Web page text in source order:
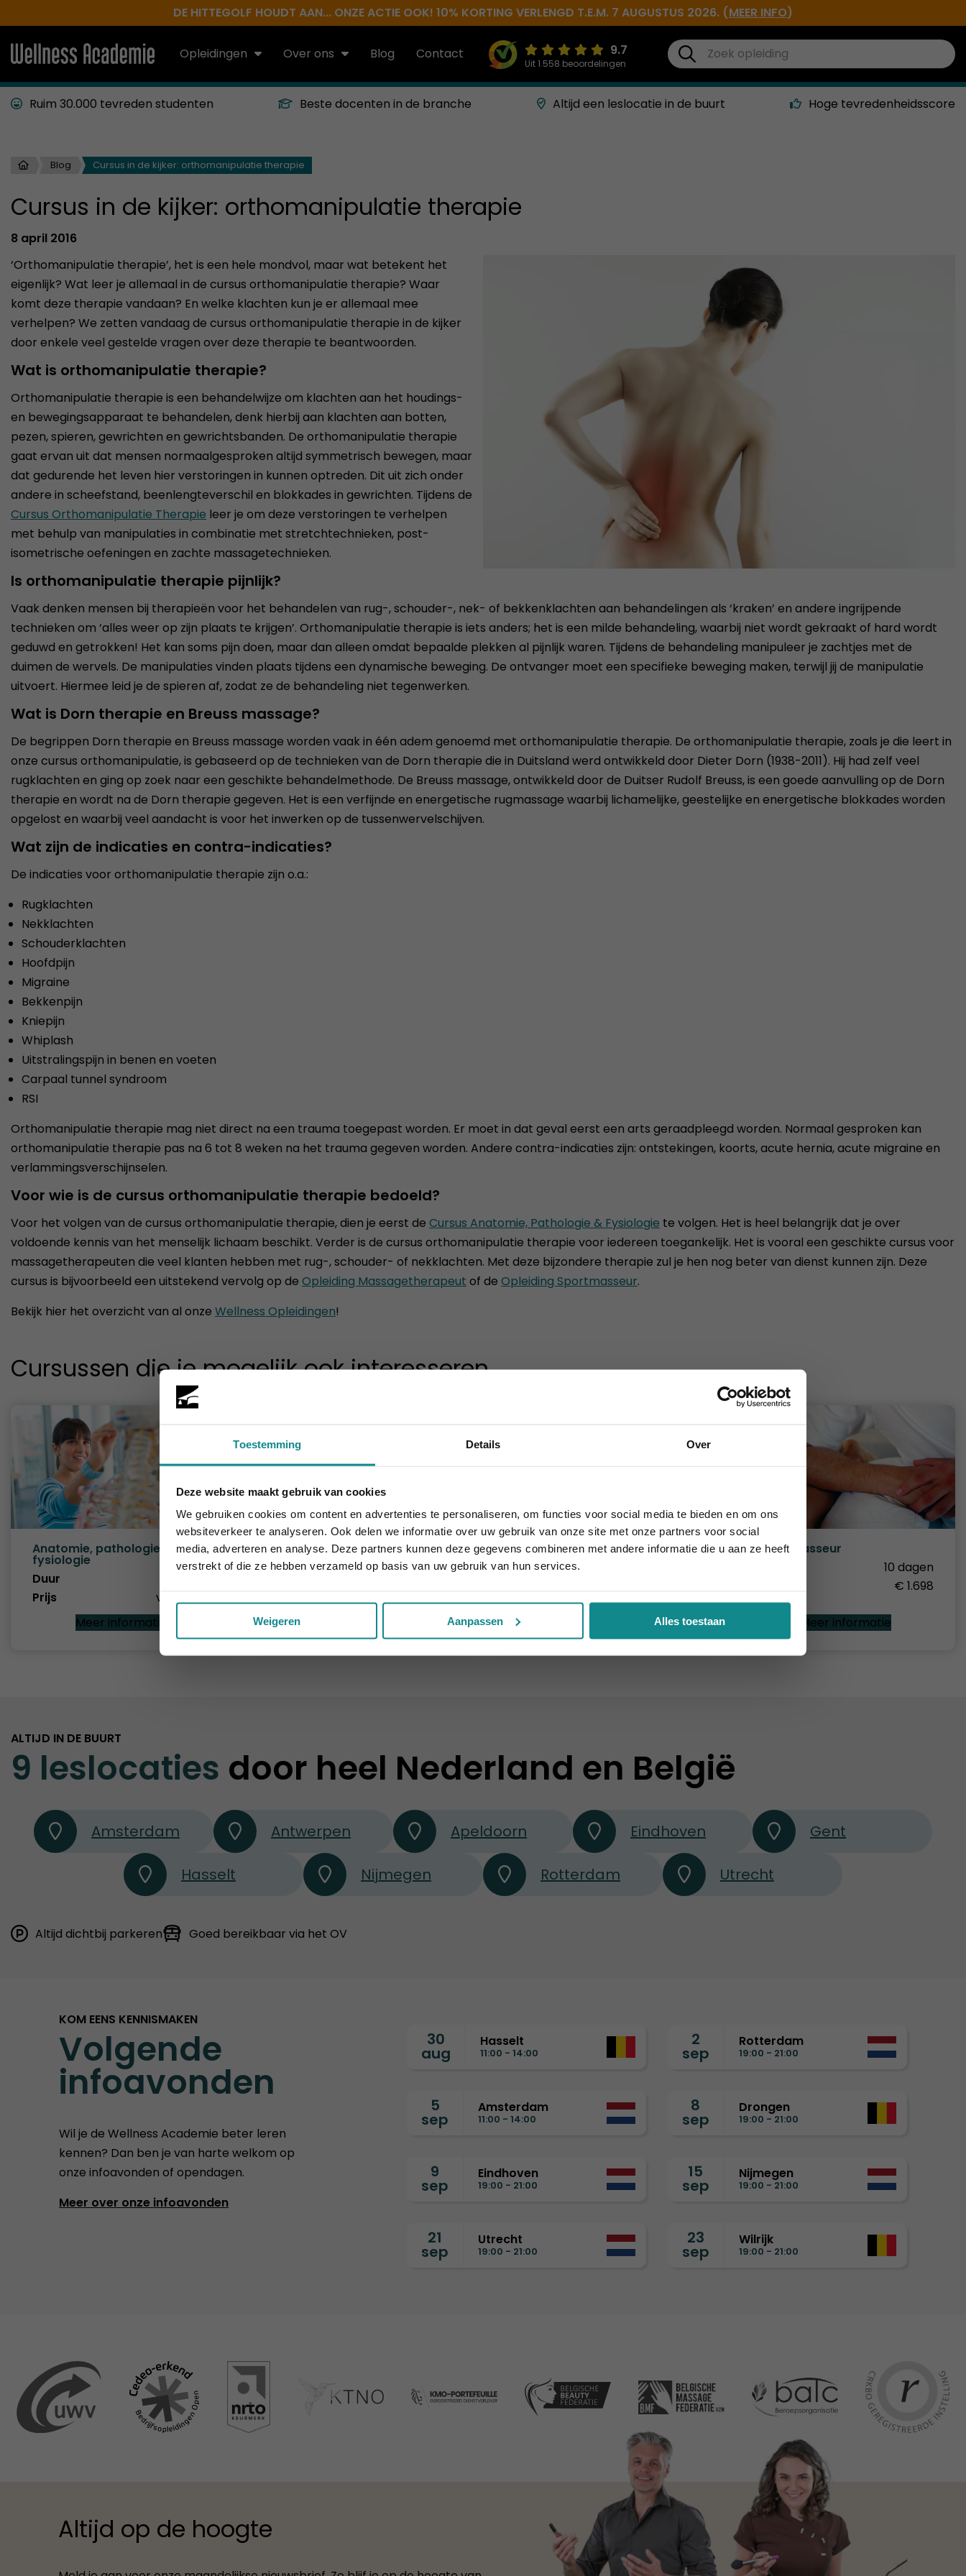
Toestemming Details Over
Deze website maakt gebruik van cookies
We gebruiken cookies om content en advertenties te personaliseren, om functies voor social media te bieden en om ons
websiteverkeer te analyseren. Ook delen we informatie over uw gebruik van onze site met onze partners voor social
media, adverteren en analyse. Deze partners kunnen deze gegevens combineren met andere informatie die u aan ze heeft
verstrekt of die ze hebben verzameld op basis van uw gebruik van hun services.
Weigeren Aanpassen Alles toestaan
DE HITTEGOLF HOUDT AAN... ONZE ACTIE OOK! 10% KORTING VERLENGD T.E.M. 7 AUGUSTUS 2026. (MEER INFO)
Opleidingen Over ons Blog Contact 9.7
Uit 1.558 beoordelingen
Ruim 30.000 tevreden studenten Beste docenten in de branche Altijd een leslocatie in de buurt Hoge tevredenheidsscore
Blog Cursus in de kijker: orthomanipulatie therapie
Cursus in de kijker: orthomanipulatie therapie
8 april 2016
‘Orthomanipulatie therapie’, het is een hele mondvol, maar wat betekent het
eigenlijk? Wat leer je allemaal in de cursus orthomanipulatie therapie? Waar
komt deze therapie vandaan? En welke klachten kun je er allemaal mee
verhelpen? We zetten vandaag de cursus orthomanipulatie therapie in de kijker
door enkele veel gestelde vragen over deze therapie te beantwoorden.
Wat is orthomanipulatie therapie?
Orthomanipulatie therapie is een behandelwijze om klachten aan het houdings-
en bewegingsapparaat te behandelen, denk hierbij aan klachten aan botten,
pezen, spieren, gewrichten en gewrichtsbanden. De orthomanipulatie therapie
gaat ervan uit dat mensen normaalgesproken altijd symmetrisch bewegen, maar
dat gedurende het leven hier verstoringen in kunnen optreden. Dit uit zich onder
andere in scheefstand, beenlengteverschil en blokkades in gewrichten. Tijdens de
Cursus Orthomanipulatie Therapie leer je om deze verstoringen te verhelpen
met behulp van manipulaties in combinatie met stretchtechnieken, post-
isometrische oefeningen en zachte massagetechnieken.
Is orthomanipulatie therapie pijnlijk?
Vaak denken mensen bij therapieën voor het behandelen van rug-, schouder-, nek- of bekkenklachten aan behandelingen als ‘kraken’ en andere ingrijpende
technieken om ‘alles weer op zijn plaats te krijgen’. Orthomanipulatie therapie is iets anders; het is een milde behandeling, waarbij niet wordt gekraakt of hard wordt
geduwd en getrokken! Het kan soms pijn doen, maar dan alleen omdat bepaalde plekken al pijnlijk waren. Tijdens de behandeling manipuleer je zachtjes met de
duimen de wervels. De manipulaties vinden plaats tijdens een dynamische beweging. De ontvanger moet een specifieke beweging maken, terwijl jij de manipulatie
uitvoert. Hiermee leid je de spieren af, zodat ze de behandeling niet tegenwerken.
Wat is Dorn therapie en Breuss massage?
De begrippen Dorn therapie en Breuss massage worden vaak in één adem genoemd met orthomanipulatie therapie. De orthomanipulatie therapie, zoals je die leert in
onze cursus orthomanipulatie, is gebaseerd op de technieken van de Dorn therapie die in Duitsland werd ontwikkeld door Dieter Dorn (1938-2011). Hij had zelf veel
rugklachten en ging op zoek naar een geschikte behandelmethode. De Breuss massage, ontwikkeld door de Duitser Rudolf Breuss, is een goede aanvulling op de Dorn
therapie en wordt na de Dorn therapie gegeven. Het is een verfijnde en energetische rugmassage waarbij lichamelijke, geestelijke en energetische blokkades worden
opgelost en waarbij veel aandacht is voor het inwerken op de tussenwervelschijven.
Wat zijn de indicaties en contra-indicaties?
De indicaties voor orthomanipulatie therapie zijn o.a.:
Rugklachten
Nekklachten
Schouderklachten
Hoofdpijn
Migraine
Bekkenpijn
Kniepijn
Whiplash
Uitstralingspijn in benen en voeten
Carpaal tunnel syndroom
RSI
Orthomanipulatie therapie mag niet direct na een trauma toegepast worden. Er moet in dat geval eerst een arts geraadpleegd worden. Normaal gesproken kan
orthomanipulatie therapie pas na 6 tot 8 weken na het trauma gegeven worden. Andere contra-indicaties zijn: ontstekingen, koorts, acute hernia, acute migraine en
verlammingsverschijnselen.
Voor wie is de cursus orthomanipulatie therapie bedoeld?
Voor het volgen van de cursus orthomanipulatie therapie, dien je eerst de Cursus Anatomie, Pathologie & Fysiologie te volgen. Het is heel belangrijk dat je over
voldoende kennis van het menselijk lichaam beschikt. Verder is de cursus orthomanipulatie therapie voor iedereen toegankelijk. Het is vooral een geschikte cursus voor
massagetherapeuten die veel klanten hebben met rug-, schouder- of nekklachten. Met deze bijzondere therapie zul je hen nog beter van dienst kunnen zijn. Deze
cursus is bijvoorbeeld een uitstekend vervolg op de Opleiding Massagetherapeut of de Opleiding Sportmasseur.
Bekijk hier het overzicht van al onze Wellness Opleidingen!
Cursussen die je mogelijk ook interesseren
Anatomie, pathologie &
fysiologie
Duur
Prijs
v.a. € 299
Meer informatie
Massagetherapeut / Masseur
Duur
4 dagen
Orthomanipulatie therapie
(Dorn)
Sportmasseur
10 dagen
€ 1.698
Meer informatie
ALTIJD IN DE BUURT
9 leslocaties door heel Nederland en België
Amsterdam Antwerpen Apeldoorn Eindhoven Gent
Hasselt Nijmegen Rotterdam Utrecht
Altijd dichtbij parkeren Goed bereikbaar via het OV
KOM EENS KENNISMAKEN
Volgende
infoavonden
Wil je de Wellness Academie beter leren
kennen? Dan ben je van harte welkom op
onze infoavonden of opendagen.
Meer over onze infoavonden
30
aug
Hasselt
11:00 - 14:00
2
sep
Rotterdam
19:00 - 21:00
5
sep
Amsterdam
11:00 - 14:00
8
sep
Drongen
19:00 - 21:00
9
sep
Eindhoven
19:00 - 21:00
15
sep
Nijmegen
19:00 - 21:00
21
sep
Utrecht
19:00 - 21:00
23
sep
Wilrijk
19:00 - 21:00
Altijd op de hoogte
De hittegolf houdt aan... onze actie ook! 10% korting verlengd t.e.m. 7 augustus 2026.
Sluiten